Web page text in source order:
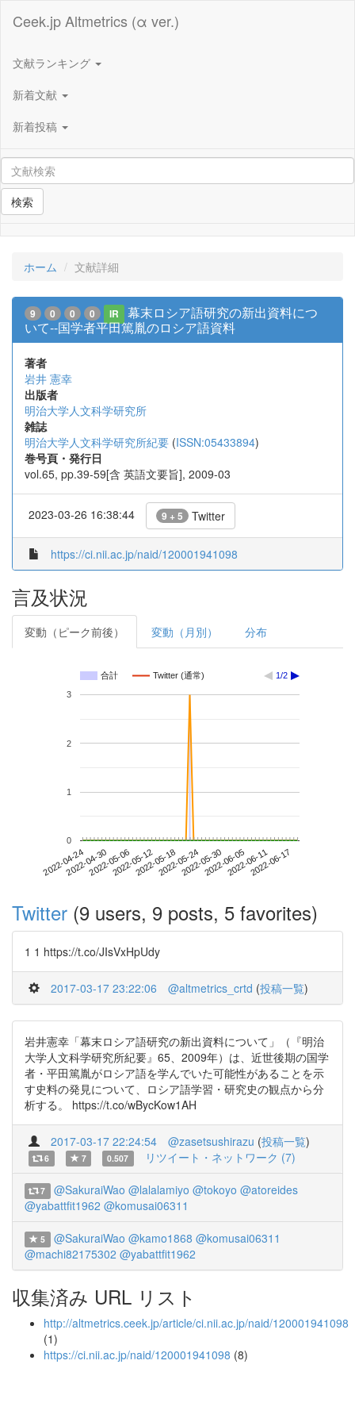
Ceek.jp Altmetrics (α ver.)
文献ランキング
新着文献
新着投稿
検索
ホーム 文献詳細
9 0 0 0 IR
幕末ロシア語研究の新出資料につ
いて--国学者平田篤胤のロシア語資料
著者
岩井 憲幸
出版者
明治大学人文科学研究所
雑誌
明治大学人文科学研究所紀要 (ISSN:05433894)
巻号頁・発行日
vol.65, pp.39-59[含 英語文要旨], 2009-03
2023-03-26 16:38:44 9 + 5 Twitter
https://ci.nii.ac.jp/naid/120001941098
言及状況
変動（ピーク前後） 変動（月別） 分布
合計 Twitter (通常) 1/2
2022-04-242022-04-302022-05-062022-05-122022-05-182022-05-242022-05-302022-06-052022-06-112022-06-17
0
1
2
3
Twitter (9 users, 9 posts, 5 favorites)
1 1 https://t.co/JIsVxHpUdy
2017-03-17 23:22:06 @altmetrics_crtd (投稿一覧)
岩井憲幸「幕末ロシア語研究の新出資料について」（『明治
大学人文科学研究所紀要』65、2009年）は、近世後期の国学
者・平田篤胤がロシア語を学んでいた可能性があることを示
す史料の発見について、ロシア語学習・研究史の観点から分
析する。 https://t.co/wBycKow1AH
2017-03-17 22:24:54 @zasetsushirazu (投稿一覧)
6 7 0.507 リツイート・ネットワーク (7)
7 @SakuraiWao @lalalamiyo @tokoyo @atoreides
@yabattfit1962 @komusai06311
5 @SakuraiWao @kamo1868 @komusai06311
@machi82175302 @yabattfit1962
収集済み URL リスト
http://altmetrics.ceek.jp/article/ci.nii.ac.jp/naid/120001941098
(1)
https://ci.nii.ac.jp/naid/120001941098 (8)